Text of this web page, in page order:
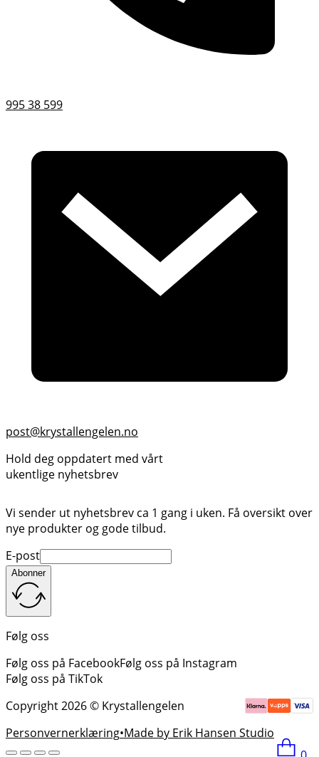
995 38 599
post@krystallengelen.no
Hold deg oppdatert med vårt
ukentlige nyhetsbrev
Vi sender ut nyhetsbrev ca 1 gang i uken. Få oversikt over
nye produkter og gode tilbud.
E-post
Abonner
Følg oss
Følg oss på FacebookFølg oss på Instagram
Følg oss på TikTok
Copyright 2026 © Krystallengelen
Personvernerklæring Made by Erik Hansen Studio